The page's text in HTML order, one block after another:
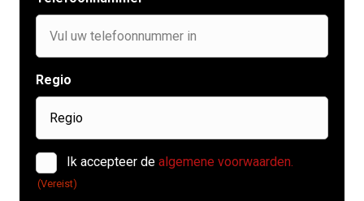
Regio
Instemming
(Vereist)
Ik accepteer de algemene voorwaarden.
(Vereist)